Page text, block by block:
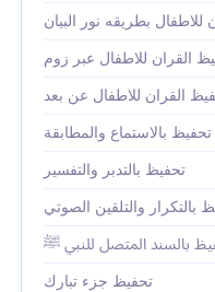
للاطفال بطريقه نور البيان
القران للاطفال عبر زوم
القران للاطفال عن بعد
تحفيظ بالاستماع والمطابقة
تحفيظ بالتدبر والتفسير
بالتكرار والتلقين الصوتي
بالسند المتصل للنبي ﷺ
تحفيظ جزء تبارك